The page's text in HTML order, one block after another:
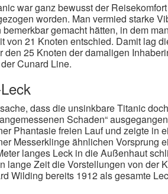
war ganz bewusst der
worden. Man vermied starke
gemacht hätten, in dem
von 21 Knoten entschied. Damit lag
den 25 Knoten der damaligen
Cunard Line.
dass die unsinkbare Titanic
Schaden“
Phantasie freien Lauf und zeigte in
Messerklinge ähnlichen Vorsprung
langes Leck in die Außenhaut
lange Zeit die Vorstellungen von der
Wilding bereits 1912 als gesamte